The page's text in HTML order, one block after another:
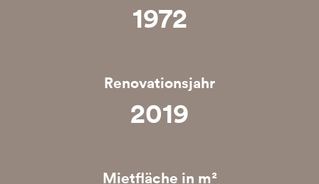
1973
Renovationsjahr
2020
Mietfläche in m²